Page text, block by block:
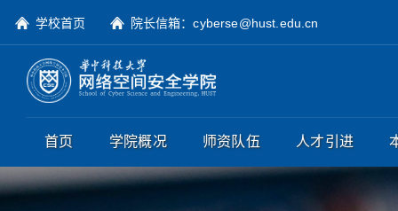
学校首页 院长信箱：cyberse@hust.edu.cn
首页 学院概况 师资队伍 人才引进